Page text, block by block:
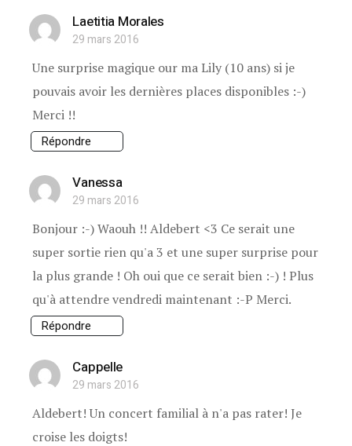
Laetitia Morales
29 mars 2016
Une surprise magique our ma Lily (10 ans) si je
pouvais avoir les dernières places disponibles :-)
Merci !!
Répondre
Vanessa
29 mars 2016
Bonjour :-) Waouh !! Aldebert <3 Ce serait une
super sortie rien qu'a 3 et une super surprise pour
la plus grande ! Oh oui que ce serait bien :-) ! Plus
qu'à attendre vendredi maintenant :-P Merci.
Répondre
Cappelle
29 mars 2016
Aldebert! Un concert familial à n'a pas rater! Je
croise les doigts!